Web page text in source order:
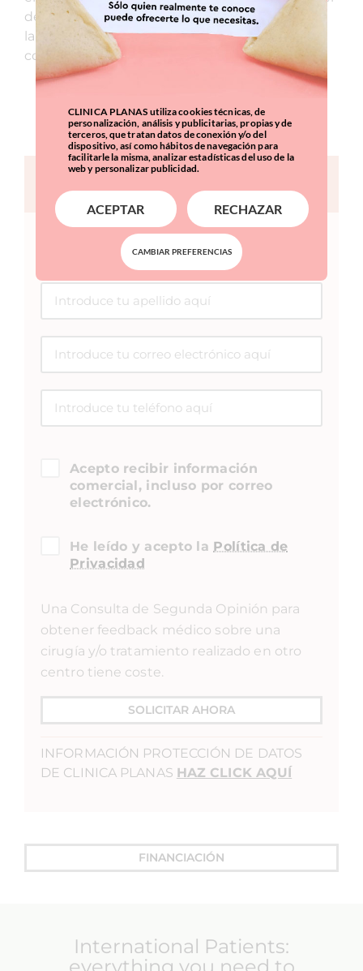
de mama: l’ajuda a sentir-se millor, a recuperar
la feminitat i a sentir-se més feliç un cop
completada la fase.
CURRICULUM
Acepto recibir información
comercial, incluso por correo
electrónico.
He leído y acepto la Política de
Privacidad
Una Consulta de Segunda Opinión para
obtener feedback médico sobre una
cirugía y/o tratamiento realizado en otro
centro tiene coste.
SOLICITAR AHORA
INFORMACIÓN PROTECCIÓN DE DATOS
DE CLINICA PLANAS HAZ CLICK AQUÍ
FINANCIACIÓN
International Patients:
everything you need to
CLINICA PLANAS utiliza cookies técnicas, de
personalización, análisis y publicitarias, propias y de
terceros, que tratan datos de conexión y/o del
dispositivo, así como hábitos de navegación para
facilitarle la misma, analizar estadísticas del uso de la
web y personalizar publicidad.
ACEPTAR RECHAZAR
CAMBIAR PREFERENCIAS